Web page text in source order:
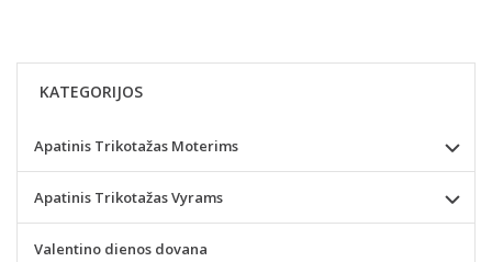
KATEGORIJOS
Apatinis Trikotažas Moterims
Apatinis Trikotažas Vyrams
Valentino dienos dovana